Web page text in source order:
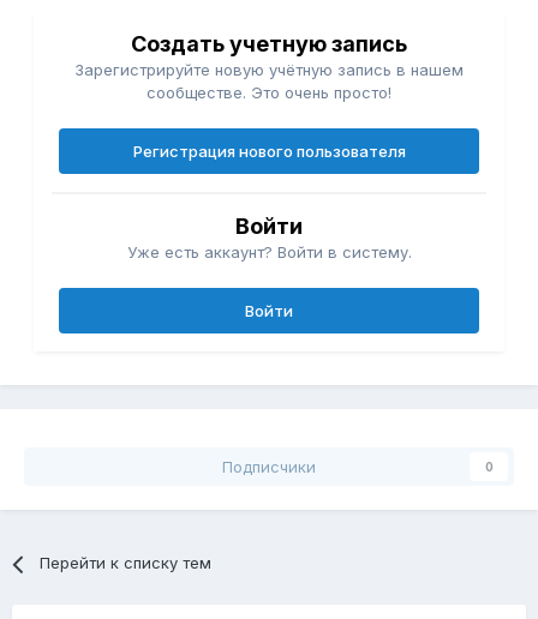
Создать учетную запись
Зарегистрируйте новую учётную запись в нашем
сообществе. Это очень просто!
Регистрация нового пользователя
Войти
Уже есть аккаунт? Войти в систему.
Войти
Подписчики 0
Перейти к списку тем